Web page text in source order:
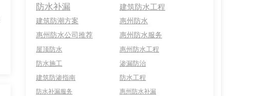
防水补漏 建筑防水工程
建筑防潮方案
惠州防水
惠州防水公司推荐
惠州防水服务
屋顶防水
惠州防水工程
防水施工
渗漏防治
建筑防渗指南
防水工程
防水补漏服务
惠州防水补漏